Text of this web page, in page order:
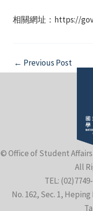
相關網址：https://
Post
navigation
← Previous Post
© Office of Student
All
TEL:
No. 162, Sec. 1,